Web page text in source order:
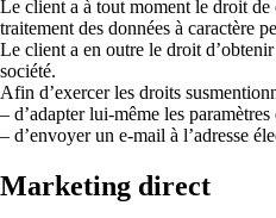
Le client a à tout moment le droit de
traitement des données à caractère
Le client a en outre le droit
société.
Afin d’exercer les droits
– d’adapter lui-même les
– d’envoyer un e-mail à l’adresse
Marketing direct